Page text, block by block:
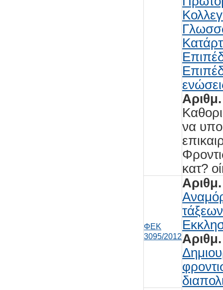
να
κατ?
ΦΕΚ
3095/2012